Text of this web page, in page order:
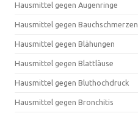
Hausmittel gegen Augenringe
Hausmittel gegen Bauchschmerzen
Hausmittel gegen Blähungen
Hausmittel gegen Blattläuse
Hausmittel gegen Bluthochdruck
Hausmittel gegen Bronchitis